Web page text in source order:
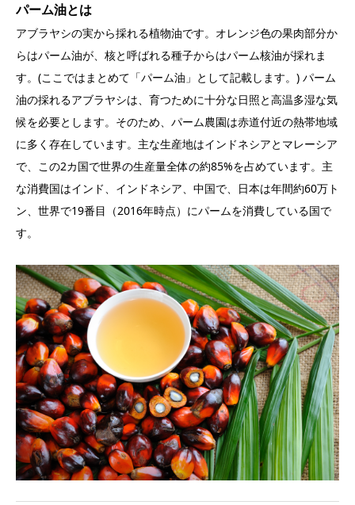
パーム油とは
アブラヤシの実から採れる植物油です。オレンジ色の果肉部分か
らはパーム油が、核と呼ばれる種子からはパーム核油が採れま
す。(ここではまとめて「パーム油」として記載します。) パーム
油の採れるアブラヤシは、育つために十分な日照と高温多湿な気
候を必要とします。そのため、パーム農園は赤道付近の熱帯地域
に多く存在しています。主な生産地はインドネシアとマレーシア
で、この2カ国で世界の生産量全体の約85%を占めています。主
な消費国はインド、インドネシア、中国で、日本は年間約60万ト
ン、世界で19番目（2016年時点）にパームを消費している国で
す。